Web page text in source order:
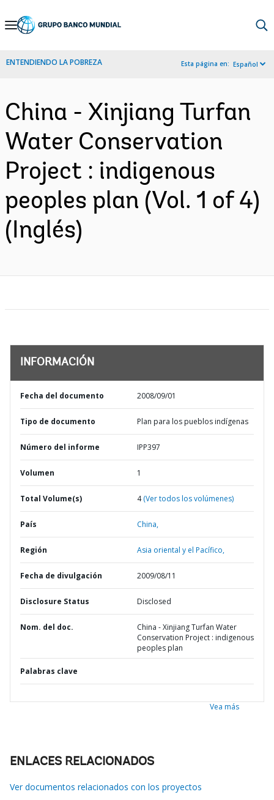
Skip
Navigation
ENTENDIENDO LA POBREZA Esta página en: Español
China - Xinjiang Turfan
Water Conservation
Project : indigenous
peoples plan (Vol. 1 of 4)
(Inglés)
INFORMACIÓN
Fecha del documento 2008/09/01
Tipo de documento Plan para los pueblos indígenas
Número del informe IPP397
Volumen 1
Total Volume(s) 4(Ver todos los volúmenes)
País China,
Región Asia oriental y el Pacífico,
Fecha de divulgación 2009/08/11
Disclosure Status Disclosed
Nom. del doc.
China - Xinjiang Turfan Water
Conservation Project : indigenous
peoples plan
Palabras clave
Vea más
ENLACES RELACIONADOS
Ver documentos relacionados con los proyectos